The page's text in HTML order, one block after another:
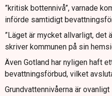
”kritisk bottennivå”, varnade
införde samtidigt
”Läget är mycket allvarligt, det
skriver kommunen på sin
Även Gotland har nyligen haft
bevattningsförbud, vilket
Grundvattennivåerna är